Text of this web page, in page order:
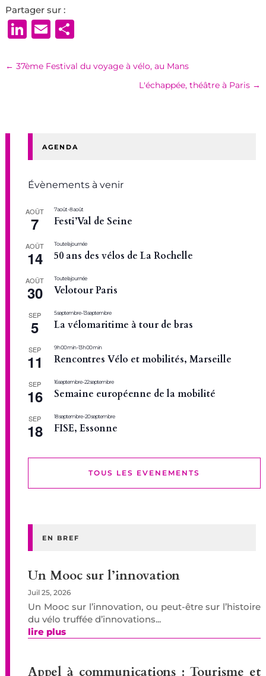
Partager sur :
LinkedIn
EmailPartager
← 37ème Festival du voyage à vélo, au Mans
L'échappée, théâtre à Paris →
AGENDA
Évènements à venir
AOÛT
7
7 août-8 août
Festi’Val de Seine
AOÛT
14
Toute la journée
50 ans des vélos de La Rochelle
AOÛT
30
Toute la journée
Velotour Paris
SEP
5
5 septembre-13 septembre
La vélomaritime à tour de bras
SEP
11
9 h 00 min-13 h 00 min
Rencontres Vélo et mobilités, Marseille
SEP
16
16 septembre-22 septembre
Semaine européenne de la mobilité
SEP
18
18 septembre-20 septembre
FISE, Essonne
TOUS LES EVENEMENTS
EN BREF
Un Mooc sur l’innovation
Juil 25, 2026
Un Mooc sur l’innovation, ou peut-être sur l’histoire
du vélo truffée d’innovations...
lire plus
Appel à communications : Tourisme et